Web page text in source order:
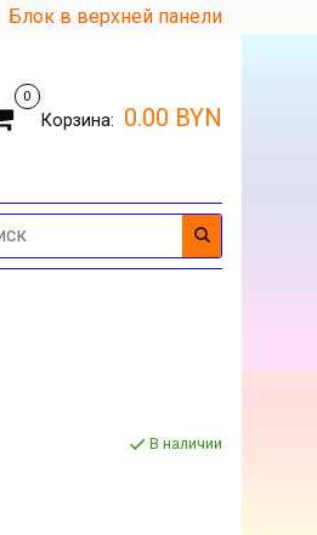
Блок в верхней панели
0
Корзина: 0.00 BYN
В наличии